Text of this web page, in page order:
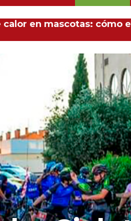
calor en mascotas: cómo